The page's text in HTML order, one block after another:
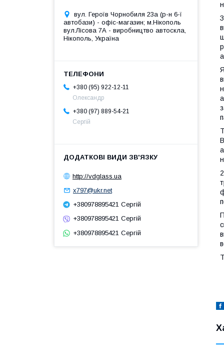
вул. Героїв Чорнобиля 23а (р-н 6-ї
автобази) - офіс-магазин; м.Нікополь
вул.Лісова 7А - виробництво автоскла,
Нікополь, Україна
+380 (95) 922-12-11
Олександр
+380 (97) 889-54-21
Сергій
http://vdglass.ua
x797@ukr.net
+380978895421 Сергій
+380978895421 Сергій
+380978895421 Сергій